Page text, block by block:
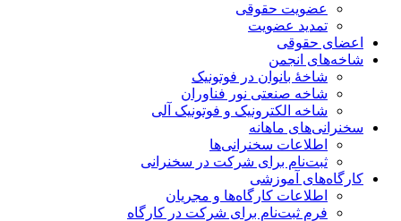
عضویت حقوقی
تمدید عضویت
اعضای حقوقی
شاخه‌های انجمن
شاخۀ بانوان در فوتونیک
شاخه صنعتی نور فناوران
شاخه‌ الکترونیک و فوتونیک آلی
سخنرانی‌های ماهانه
اطلاعات سخنرانی‌‌ها
ثبت‌نام برای شرکت در سخنرانی
کارگاه‌های آموزشی
اطلاعات کارگاه‌ها و مجریان
فرم ثبت‌نام برای شرکت در کارگاه